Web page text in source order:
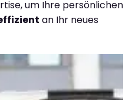
um Ihre persönlichen
an Ihr neues